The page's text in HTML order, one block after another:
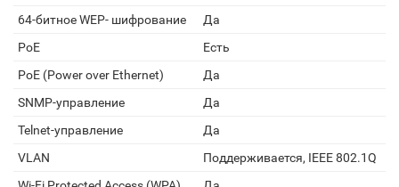
64-битное WEP- шифрование
Да
PoE
Есть
PoE (Power over Ethernet)
Да
SNMP-управление
Да
Telnet-управление
Да
VLAN
Поддерживается, IEEE 802.1Q